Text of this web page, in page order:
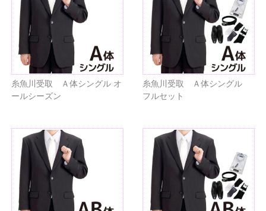
糸魚川受取 Ａ体シングル オ
ールシーズン
糸魚川受取 Ａ体シングル
フルセット